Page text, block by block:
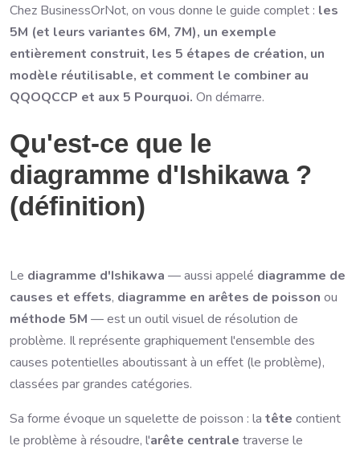
Chez BusinessOrNot, on vous donne le guide complet : les
5M (et leurs variantes 6M, 7M), un exemple
entièrement construit, les 5 étapes de création, un
modèle réutilisable, et comment le combiner au
QQOQCCP et aux 5 Pourquoi. On démarre.
Qu'est-ce que le
diagramme d'Ishikawa ?
(définition)
Le diagramme d'Ishikawa — aussi appelé diagramme de
causes et effets, diagramme en arêtes de poisson ou
méthode 5M — est un outil visuel de résolution de
problème. Il représente graphiquement l'ensemble des
causes potentielles aboutissant à un effet (le problème),
classées par grandes catégories.
Sa forme évoque un squelette de poisson : la tête contient
le problème à résoudre, l'arête centrale traverse le